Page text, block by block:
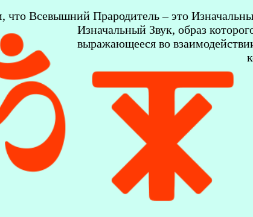
Всевышний Прародитель – это
Изначальный Звук, образ
выражающееся во